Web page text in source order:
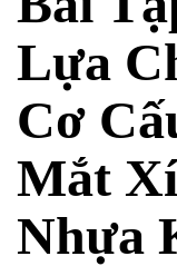
Lựa
Cơ
Mắt
Nhựa